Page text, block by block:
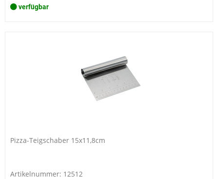
verfügbar
Pizza-Teigschaber 15x11,8cm
Artikelnummer: 12512